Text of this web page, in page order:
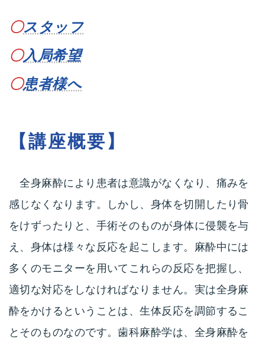
〇スタッフ
〇入局希望
〇患者様へ
【講座概要】
全身麻酔により患者は意識がなくなり、痛みを
感じなくなります。しかし、身体を切開したり骨
をけずったりと、手術そのものが身体に侵襲を与
え、身体は様々な反応を起こします。麻酔中には
多くのモニターを用いてこれらの反応を把握し、
適切な対応をしなければなりません。実は全身麻
酔をかけるということは、生体反応を調節するこ
とそのものなのです。歯科麻酔学は、全身麻酔を